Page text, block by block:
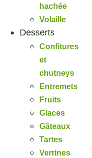
hachée
Volaille
Desserts
Confitures
et
chutneys
Entremets
Fruits
Glaces
Gâteaux
Tartes
Verrines